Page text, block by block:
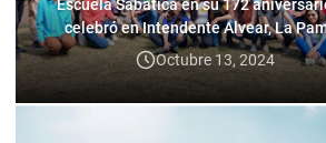
Escuela Sabática en su 172
celebró en Intendente Alvear, La
Octubre 13, 2024